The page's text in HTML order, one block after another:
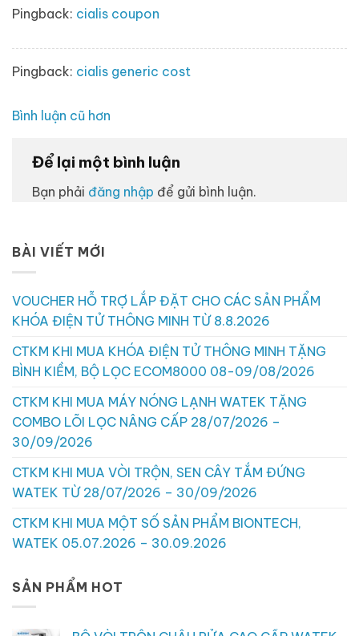
Pingback: cialis coupon
Pingback: cialis generic cost
Điều
bình
luận
Bình luận cũ hơn
Để lại một bình luận
Bạn phải đăng nhập để gửi bình luận.
BÀI VIẾT MỚI
VOUCHER HỖ TRỢ LẮP ĐẶT CHO CÁC SẢN PHẨM
KHÓA ĐIỆN TỬ THÔNG MINH TỪ 8.8.2026
CTKM KHI MUA KHÓA ĐIỆN TỬ THÔNG MINH TẶNG
BÌNH KIỀM, BỘ LỌC ECOM8000 08-09/08/2026
CTKM KHI MUA MÁY NÓNG LẠNH WATEK TẶNG
COMBO LÕI LỌC NÂNG CẤP 28/07/2026 –
30/09/2026
CTKM KHI MUA VÒI TRỘN, SEN CÂY TẮM ĐỨNG
WATEK TỪ 28/07/2026 – 30/09/2026
CTKM KHI MUA MỘT SỐ SẢN PHẨM BIONTECH,
WATEK 05.07.2026 – 30.09.2026
SẢN PHẨM HOT